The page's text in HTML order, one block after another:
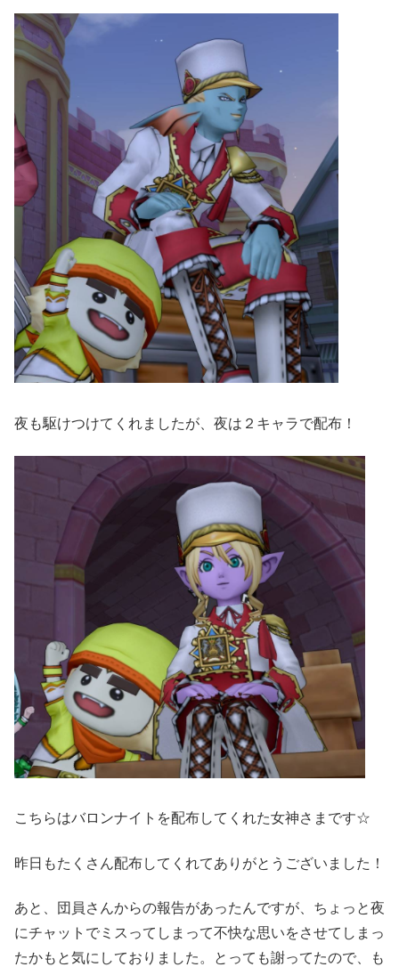
夜も駆けつけてくれましたが、夜は２キャラで配布！
こちらはバロンナイトを配布してくれた女神さまです☆
昨日もたくさん配布してくれてありがとうございました！
あと、団員さんからの報告があったんですが、ちょっと夜
にチャットでミスってしまって不快な思いをさせてしまっ
たかもと気にしておりました。とっても謝ってたので、も